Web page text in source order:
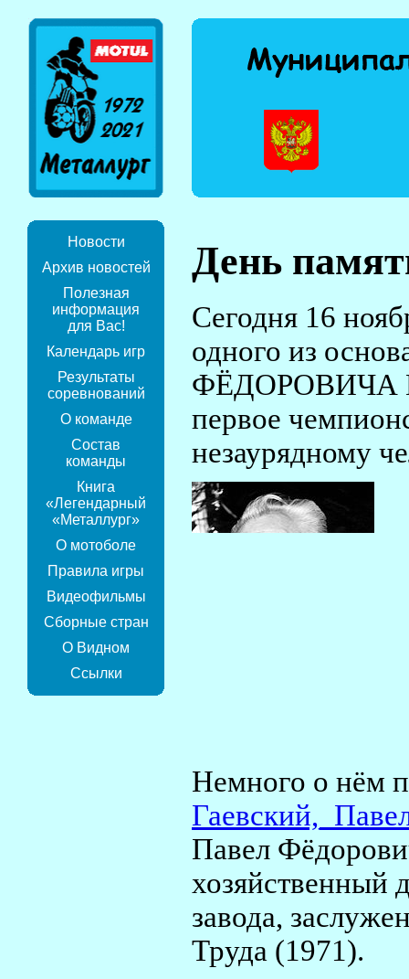
Новости
Архив новостей
Полезная
информация
для Вас!
Календарь игр
Результаты
соревнований
О команде
Состав
команды
Книга
«Легендарный
«Металлург»
О мотоболе
Правила игры
Видеофильмы
Сборные стран
О Видном
Ссылки
День
Сегодня 16
одного из
ФЁДОРОВИЧА
первое
незаурядному
Немного о нём
Павел
хозяйственный
завода,
Труда (1971).